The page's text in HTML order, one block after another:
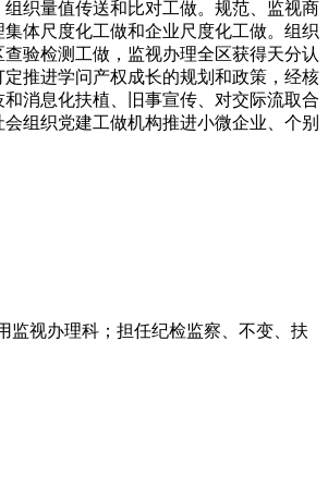
织量值传送和比对工做。规范、监视商
体尺度化工做和企业尺度化工做。组织
验检测工做，监视办理全区获得天分认
推进学问产权成长的规划和政策，经核
消息化扶植、旧事宣传、对交际流取合
组织党建工做机构推进小微企业、个别
监视办理科；担任纪检监察、不变、扶